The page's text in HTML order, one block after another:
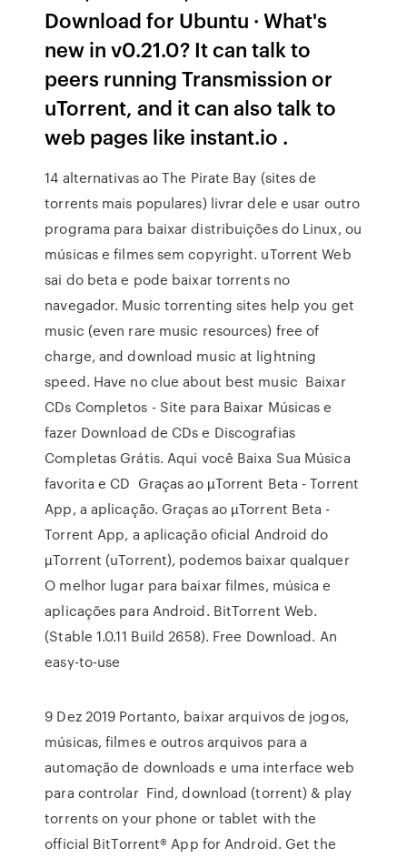
Download for Ubuntu · What's
new in v0.21.0? It can talk to
peers running Transmission or
uTorrent, and it can also talk to
web pages like instant.io .
14 alternativas ao The Pirate Bay (sites de
torrents mais populares) livrar dele e usar outro
programa para baixar distribuições do Linux, ou
músicas e filmes sem copyright. uTorrent Web
sai do beta e pode baixar torrents no
navegador. Music torrenting sites help you get
music (even rare music resources) free of
charge, and download music at lightning
speed. Have no clue about best music Baixar
CDs Completos - Site para Baixar Músicas e
fazer Download de CDs e Discografias
Completas Grátis. Aqui você Baixa Sua Música
favorita e CD Graças ao µTorrent Beta - Torrent
App, a aplicação. Graças ao µTorrent Beta -
Torrent App, a aplicação oficial Android do
µTorrent (uTorrent), podemos baixar qualquer
O melhor lugar para baixar filmes, música e
aplicações para Android. BitTorrent Web.
(Stable 1.0.11 Build 2658). Free Download. An
easy-to-use
9 Dez 2019 Portanto, baixar arquivos de jogos,
músicas, filmes e outros arquivos para a
automação de downloads e uma interface web
para controlar Find, download (torrent) & play
torrents on your phone or tablet with the
official BitTorrent® App for Android. Get the